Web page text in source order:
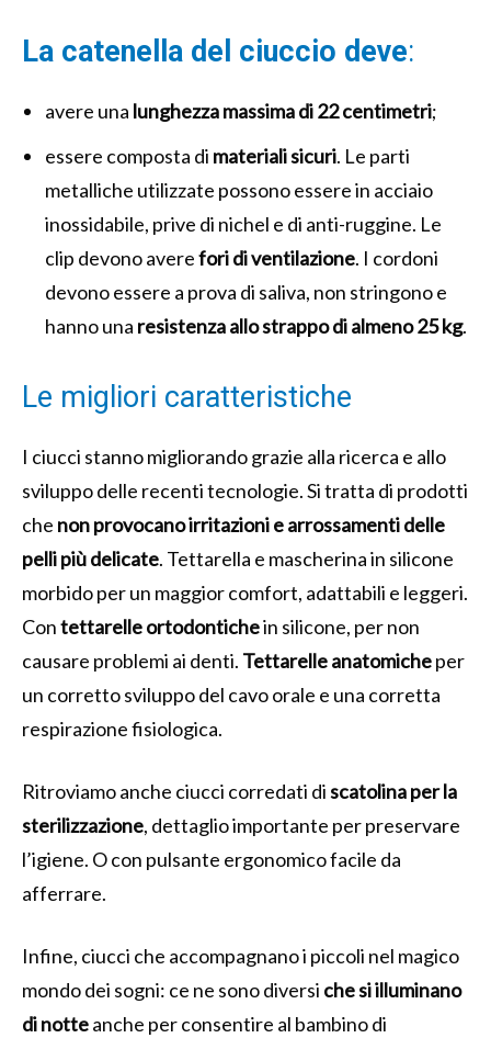
La catenella del ciuccio deve:
avere una lunghezza massima di 22 centimetri;
essere composta di materialisicuri. Le parti
metalliche utilizzate possono essere in acciaio
inossidabile, prive di nichel e di anti-ruggine. Le
clip devono averefori di ventilazione. I cordoni
devono essere a prova di saliva, non stringono e
hanno una resistenza allo strappo di almeno 25 kg.
Le migliori caratteristiche
I ciucci stanno migliorando grazie alla ricerca e allo
sviluppo delle recenti tecnologie. Si tratta di prodotti
che non provocano irritazioni e arrossamenti delle
pelli più delicate. Tettarella e mascherina in silicone
morbido per un maggior comfort, adattabili e leggeri.
Contettarelle ortodontichein silicone, per non
causare problemi ai denti. Tettarelle anatomicheper
un corretto sviluppo del cavo orale e una corretta
respirazione fisiologica.
Ritroviamo anche ciucci corredati discatolina per la
sterilizzazione, dettaglio importante per preservare
l’igiene. O con pulsante ergonomico facile da
afferrare.
Infine, ciucci che accompagnano i piccoli nel magico
mondo dei sogni: ce ne sono diversi che si illuminano
di notteanche per consentire al bambino di